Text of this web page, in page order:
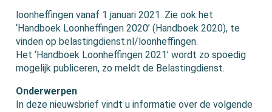
loonheffingen vanaf 1 januari 2021. Zie ook het
‘Handboek Loonheffingen 2020’ (Handboek 2020), te
vinden op belastingdienst.nl/loonheffingen.
Het ‘Handboek Loonheffingen 2021’ wordt zo spoedig
mogelijk publiceren, zo meldt de Belastingdienst.
Onderwerpen
In deze nieuwsbrief vindt u informatie over de volgende